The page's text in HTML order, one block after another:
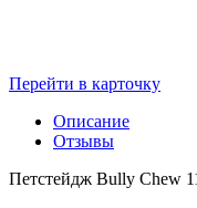
Перейти в карточку
Описание
Отзывы
Петстейдж Bully Chew